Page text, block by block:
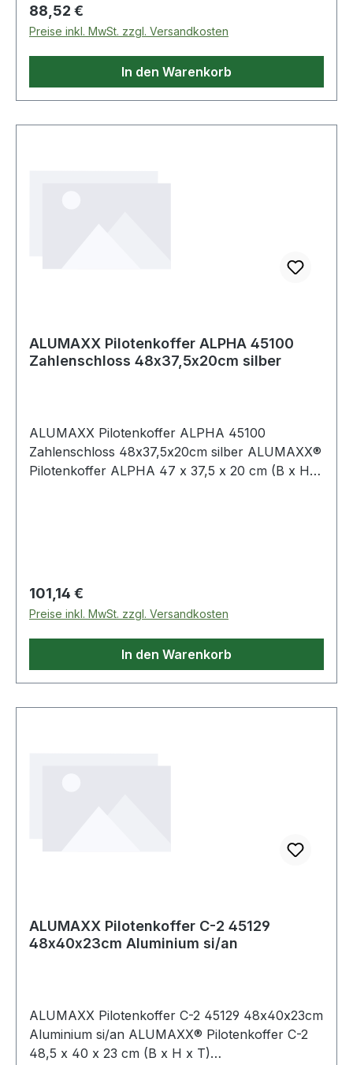
Art der Schließung: Zahlenkombinationsschloss
Regulärer Preis:
88,52 €
Preise inkl. MwSt. zzgl. Versandkosten
In den Warenkorb
ALUMAXX Pilotenkoffer ALPHA 45100
Zahlenschloss 48x37,5x20cm silber
ALUMAXX Pilotenkoffer ALPHA 45100
Zahlenschloss 48x37,5x20cm silber ALUMAXX®
Pilotenkoffer ALPHA 47 x 37,5 x 20 cm (B x H x
Regulärer Preis:
101,14 €
Preise inkl. MwSt. zzgl. Versandkosten
In den Warenkorb
ALUMAXX Pilotenkoffer C-2 45129
48x40x23cm Aluminium si/an
ALUMAXX Pilotenkoffer C-2 45129 48x40x23cm
Aluminium si/an ALUMAXX® Pilotenkoffer C-2
48,5 x 40 x 23 cm (B x H x T)